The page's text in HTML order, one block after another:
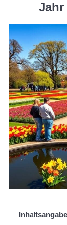
Jahr
Inhaltsangabe